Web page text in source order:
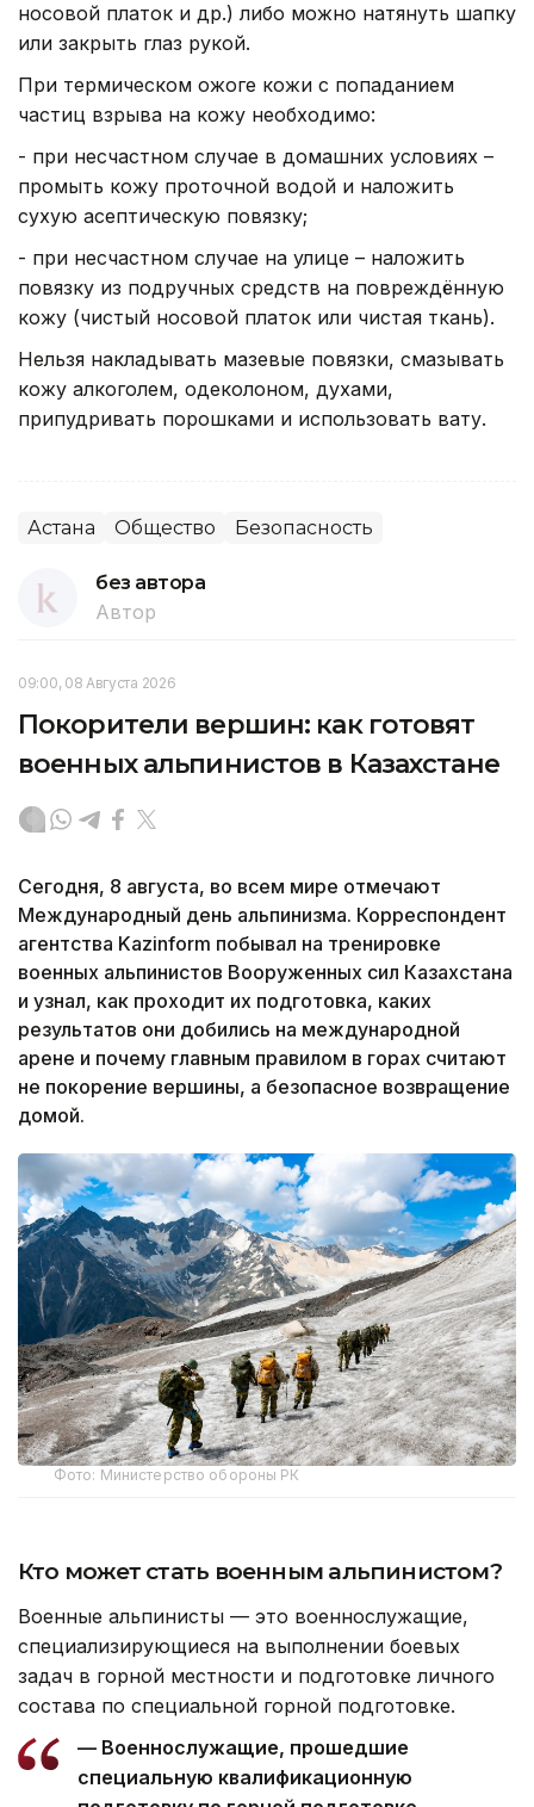
носовой платок и др.) либо можно натянуть шапку
или закрыть глаз рукой.
При термическом ожоге кожи с попаданием
частиц взрыва на кожу необходимо:
- при несчастном случае в домашних условиях –
промыть кожу проточной водой и наложить
сухую асептическую повязку;
- при несчастном случае на улице – наложить
повязку из подручных средств на повреждённую
кожу (чистый носовой платок или чистая ткань).
Нельзя накладывать мазевые повязки, смазывать
кожу алкоголем, одеколоном, духами,
припудривать порошками и использовать вату.
Астана Общество Безопасность
без автора
Автор
09:00, 08 Августа 2026
Покорители вершин: как готовят
военных альпинистов в Казахстане
Сегодня, 8 августа, во всем мире отмечают
Международный день альпинизма. Корреспондент
агентства Kazinform побывал на тренировке
военных альпинистов Вооруженных сил Казахстана
и узнал, как проходит их подготовка, каких
результатов они добились на международной
арене и почему главным правилом в горах считают
не покорение вершины, а безопасное возвращение
домой.
Фото: Министерство обороны РК
Кто может стать военным альпинистом?
Военные альпинисты — это военнослужащие,
специализирующиеся на выполнении боевых
задач в горной местности и подготовке личного
состава по специальной горной подготовке.
— Военнослужащие, прошедшие
специальную квалификационную